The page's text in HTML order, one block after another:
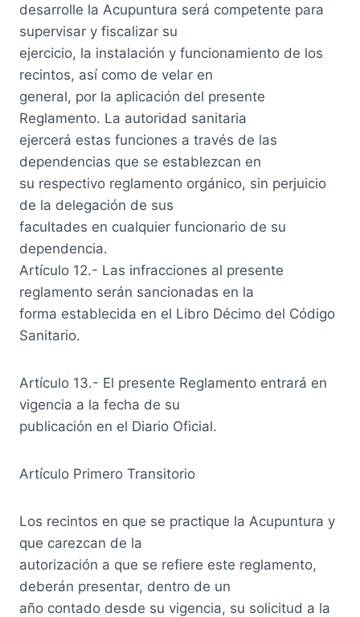
desarrolle la Acupuntura será competente para
supervisar y fiscalizar su
ejercicio, la instalación y funcionamiento de los
recintos, así como de velar en
general, por la aplicación del presente
Reglamento. La autoridad sanitaria
ejercerá estas funciones a través de las
dependencias que se establezcan en
su respectivo reglamento orgánico, sin perjuicio
de la delegación de sus
facultades en cualquier funcionario de su
dependencia.
Artículo 12.- Las infracciones al presente
reglamento serán sancionadas en la
forma establecida en el Libro Décimo del Código
Sanitario.
Artículo 13.- El presente Reglamento entrará en
vigencia a la fecha de su
publicación en el Diario Oficial.
Artículo Primero Transitorio
Los recintos en que se practique la Acupuntura y
que carezcan de la
autorización a que se refiere este reglamento,
deberán presentar, dentro de un
año contado desde su vigencia, su solicitud a la